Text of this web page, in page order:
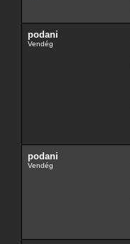
podani
Vendég
podani
Vendég